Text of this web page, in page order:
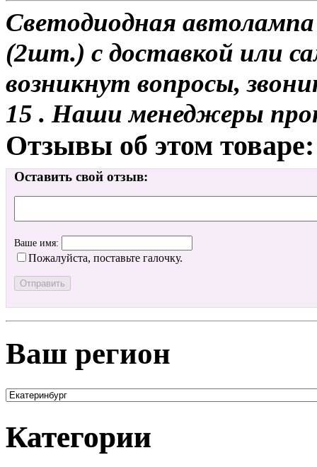
Светодиодная
(2шт.) с доставкой или
возникнут вопросы,
15 . Наши менеджеры
Отзывы об этом товаре:
Оставить свой отзыв:
Ваше имя:
Пожалуйста, поставьте галочку.
Ваш регион
Категории